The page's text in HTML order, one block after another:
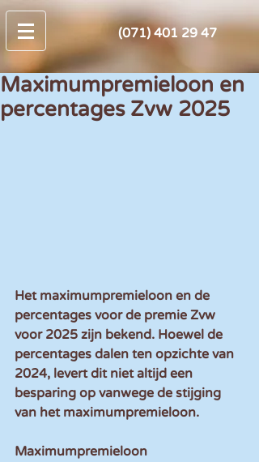
(071) 401 29 47
Maximumpremieloon en
percentages Zvw 2025
Het maximumpremieloon en de
percentages voor de premie Zvw
voor 2025 zijn bekend. Hoewel de
percentages dalen ten opzichte van
2024, levert dit niet altijd een
besparing op vanwege de stijging
van het maximumpremieloon.
Maximumpremieloon